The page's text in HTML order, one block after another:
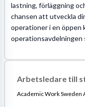
lastning, förläggning
chansen att utveckla
operationer i en öppen
operationsavdelningen
Arbetsledare till
Academic Work Sweden